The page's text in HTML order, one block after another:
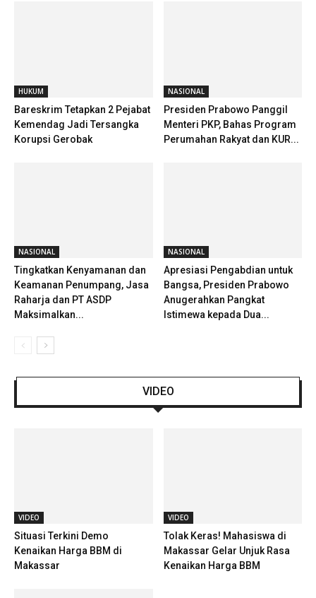
HUKUM
Bareskrim Tetapkan 2 Pejabat
Kemendag Jadi Tersangka
Korupsi Gerobak
NASIONAL
Presiden Prabowo Panggil
Menteri PKP, Bahas Program
Perumahan Rakyat dan KUR...
NASIONAL
Tingkatkan Kenyamanan dan
Keamanan Penumpang, Jasa
Raharja dan PT ASDP
Maksimalkan...
NASIONAL
Apresiasi Pengabdian untuk
Bangsa, Presiden Prabowo
Anugerahkan Pangkat
Istimewa kepada Dua...
VIDEO
VIDEO
Situasi Terkini Demo
Kenaikan Harga BBM di
Makassar
VIDEO
Tolak Keras! Mahasiswa di
Makassar Gelar Unjuk Rasa
Kenaikan Harga BBM